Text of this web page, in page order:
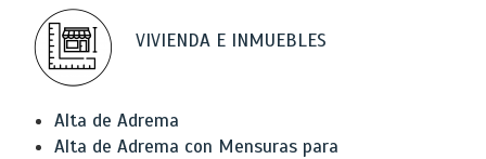
VIVIENDA E INMUEBLES
Alta de Adrema
Alta de Adrema con Mensuras para